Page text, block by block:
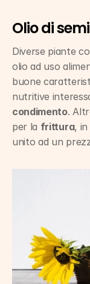
Olio di semi
Diverse piante
olio ad uso
buone
condimento.
per la frittura,
unito ad un